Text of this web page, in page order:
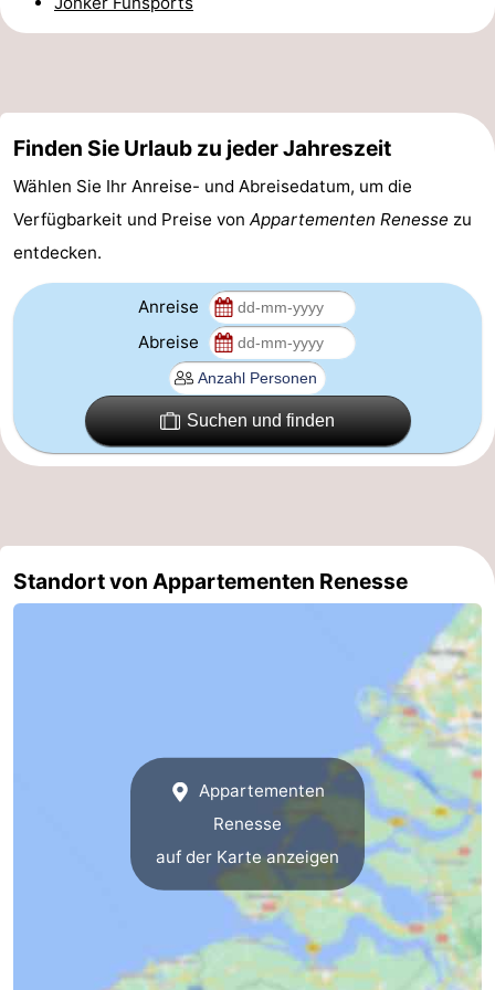
Rundfahrten
-
Spielplätze
Bowling
-
Minigolfplätze
Wellness-
Zentren
Dörfer
Sport
Radfahren
-
Veranstaltungen
Finden Sie Urlaub zu jeder Jahreszeit
Wählen Sie Ihr Anreise- und Abreisedatum, um die
Verfügbarkeit und Preise von Appartementen Renesse zu
entdecken.
Anreise
Abreise
Suchen und finden
Standort von Appartementen Renesse
Appartementen
Renesse
auf der Karte anzeigen